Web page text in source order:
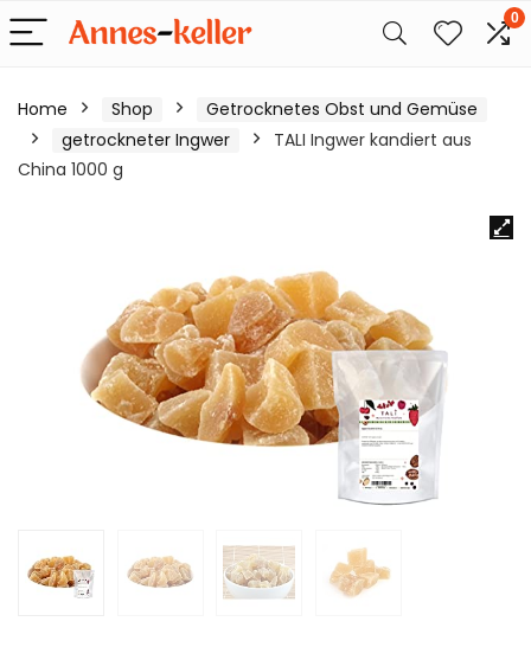
0
Home Shop
Getrocknetes Obst und Gemüse
getrockneter Ingwer
TALI Ingwer kandiert aus
China 1000 g